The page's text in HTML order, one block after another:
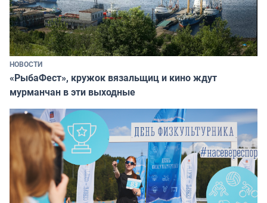
НОВОСТИ
«РыбаФест», кружок вязальщиц и кино ждут
мурманчан в эти выходные